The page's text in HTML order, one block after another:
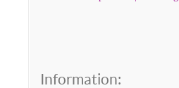
Information: